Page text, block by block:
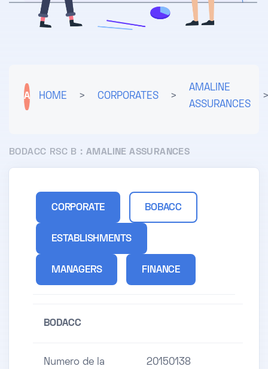
A HOME > CORPORATES >
AMALINE
ASSURANCES
BODACC RSC B : AMALINE ASSURANCES
CORPORATE BOBACC
ESTABLISHMENTS
MANAGERS FINANCE
BODACC
Numero de la
20150138